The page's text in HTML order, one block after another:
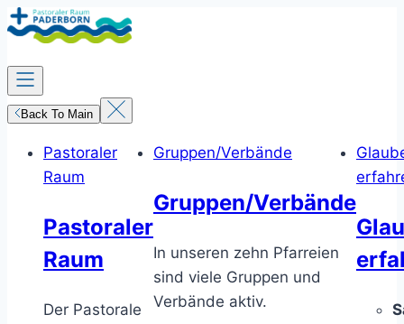
Zum
Inhalt
springen
Back To Main
Pastoraler
Raum
Pastoraler
Raum
Der Pastorale
Gruppen/Verbände
Gruppen/Verbände
In unseren zehn Pfarreien
sind viele Gruppen und
Verbände aktiv.